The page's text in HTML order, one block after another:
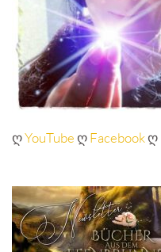
ღYouTubeღFacebookღ